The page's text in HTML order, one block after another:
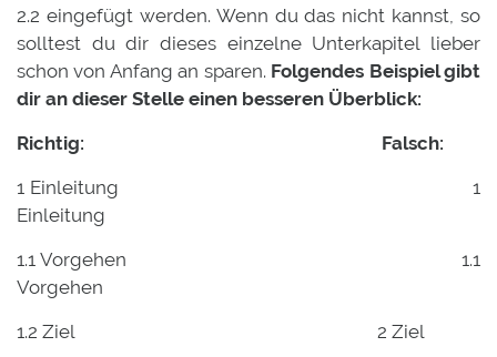
2.2 eingefügt werden. Wenn du das nicht kannst, so
solltest du dir dieses einzelne Unterkapitel lieber
schon von Anfang an sparen. Folgendes Beispiel gibt
dir an dieser Stelle einen besseren Überblick:
Richtig: Falsch:
1 Einleitung 1
Einleitung
1.1 Vorgehen 1.1
Vorgehen
1.2 Ziel 2 Ziel